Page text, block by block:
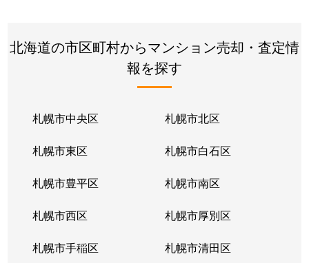
月寒東２条
2,500万円 福住
徒歩
2,800万円
月寒東２条
福住
月寒東２条
福住
月寒東３条
月寒中央
月寒東４条
月寒中央
月寒東４条
南郷7丁目
北海道の市区町村からマンション売却・査定情
報を探す
札幌市中央区 札幌市北区
札幌市東区 札幌市白石区
札幌市豊平区 札幌市南区
札幌市西区 札幌市厚別区
札幌市手稲区 札幌市清田区